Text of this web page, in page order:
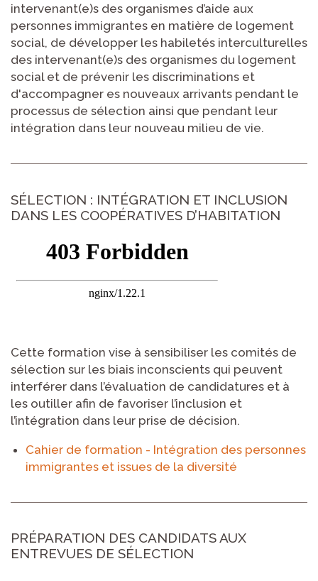
intervenant(e)s des organismes d’aide aux
personnes immigrantes en matière de logement
social, de développer les habiletés interculturelles
des intervenant(e)s des organismes du logement
social et de prévenir les discriminations et
d'accompagner es nouveaux arrivants pendant le
processus de sélection ainsi que pendant leur
intégration dans leur nouveau milieu de vie.
SÉLECTION : INTÉGRATION ET INCLUSION
DANS LES COOPÉRATIVES D’HABITATION
Cette formation vise à sensibiliser les comités de
sélection sur les biais inconscients qui peuvent
interférer dans l’évaluation de candidatures et à
les outiller afin de favoriser l’inclusion et
l’intégration dans leur prise de décision.
Cahier de formation - Intégration des personnes
immigrantes et issues de la diversité
PRÉPARATION DES CANDIDATS AUX
ENTREVUES DE SÉLECTION